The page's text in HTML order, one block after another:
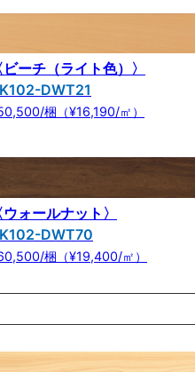
ビーチ（ライト色）〉
DWT21
梱（¥16,190/㎡）
ウォールナット〉
DWT70
梱（¥19,400/㎡）